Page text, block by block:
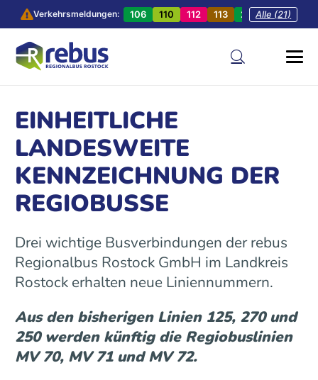
Verkehrsmeldungen: 106 110 112 113 201 202
Alle (21)
EINHEITLICHE
LANDESWEITE
KENNZEICHNUNG DER
REGIOBUSSE
Drei wichtige Busverbindungen der rebus
Regionalbus Rostock GmbH im Landkreis
Rostock erhalten neue Liniennummern.
Aus den bisherigen Linien 125, 270 und
250 werden künftig die Regiobuslinien
MV 70, MV 71 und MV 72.